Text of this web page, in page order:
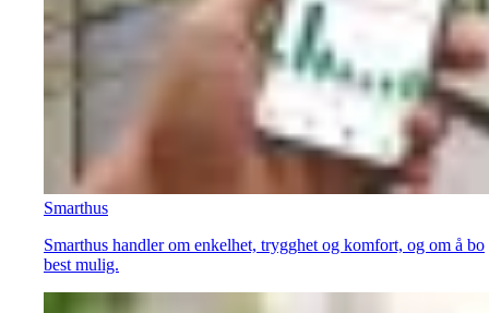
Smarthus
Smarthus handler om enkelhet, trygghet og komfort, og om å bo
best mulig.